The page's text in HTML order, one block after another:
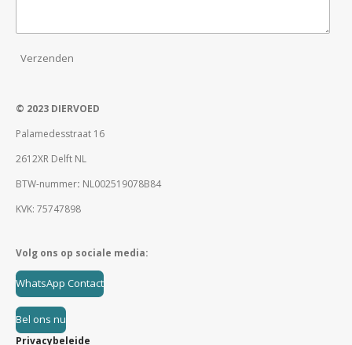
Verzenden
© 2023 DIERVOED
Palamedesstraat 16
2612XR Delft NL
BTW-nummer: NL002519078B84
KVK: 75747898
Volg ons op sociale media:
WhatsApp Contact
Bel ons nu
Privacybeleide